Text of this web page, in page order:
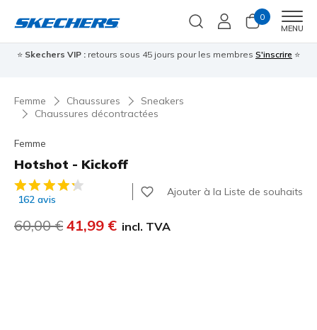
0
MENU
⭐ Skechers VIP : retours sous 45 jours pour les membres S'inscrire ⭐
Femme Chaussures
Sneakers
Chaussures décontractées
Femme
Hotshot - Kickoff
Évaluation client 5 sur 5
162 avis
Ajouter à la Liste de souhaits
Prix réduit de
60,00 € à
41,99 € incl. TVA